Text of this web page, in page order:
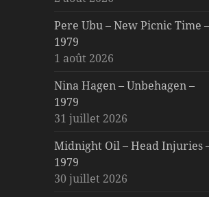
Pere Ubu – New Picnic Time –
1979
1 août 2026
Nina Hagen – Unbehagen –
1979
31 juillet 2026
Midnight Oil – Head Injuries
1979
30 juillet 2026